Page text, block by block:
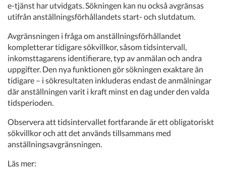
e-tjänst har utvidgats. Sökningen kan nu också avgränsas
utifrån anställningsförhållandets start- och slutdatum.
Avgränsningen i fråga om anställningsförhållandet
kompletterar tidigare sökvillkor, såsom tidsintervall,
inkomsttagarens identifierare, typ av anmälan och andra
uppgifter. Den nya funktionen gör sökningen exaktare än
tidigare – i sökresultaten inkluderas endast de anmälningar
där anställningen varit i kraft minst en dag under den valda
tidsperioden.
Observera att tidsintervallet fortfarande är ett obligatoriskt
sökvillkor och att det används tillsammans med
anställningsavgränsningen.
Läs mer: